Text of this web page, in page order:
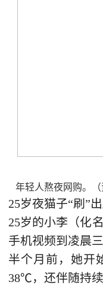
年轻人熬夜网购。（
25岁夜猫子“刷”
25岁的小李（化
手机视频到凌晨
半个月前，她开
38℃，还伴随持